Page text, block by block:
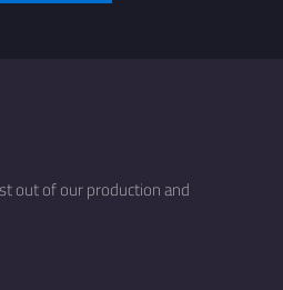
out of our production and